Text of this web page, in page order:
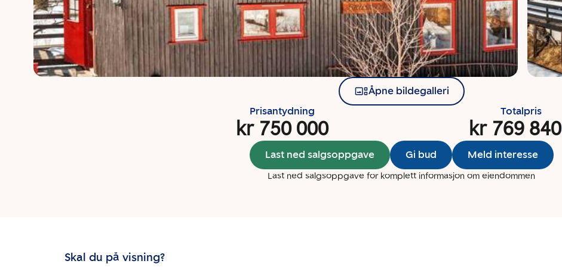
Åpne bildegalleri
Prisantydning
kr 750 000
Totalpris
kr 769 840
Last ned salgsoppgave Gi bud Meld interesse
Last ned salgsoppgave for komplett informasjon om eiendommen
Skal du på visning?